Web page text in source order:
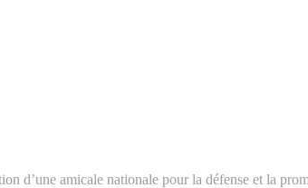
d’une amicale nationale pour la défense et la